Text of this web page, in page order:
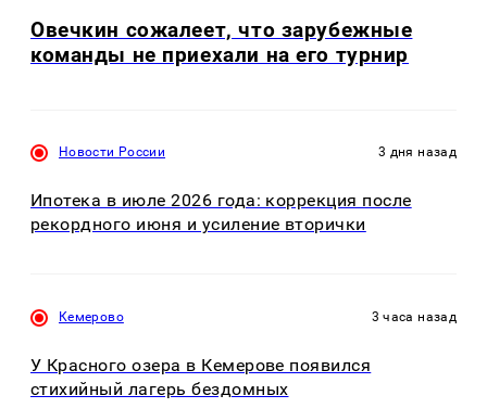
Овечкин сожалеет, что зарубежные
команды не приехали на его турнир
Новости России 3 дня назад
Ипотека в июле 2026 года: коррекция после
рекордного июня и усиление вторички
Кемерово 3 часа назад
У Красного озера в Кемерове появился
стихийный лагерь бездомных